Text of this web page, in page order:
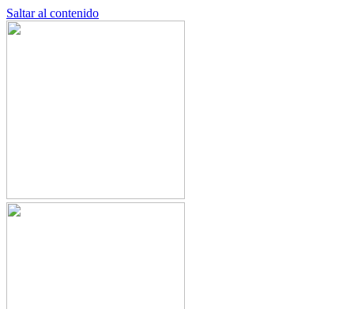
Saltar al contenido